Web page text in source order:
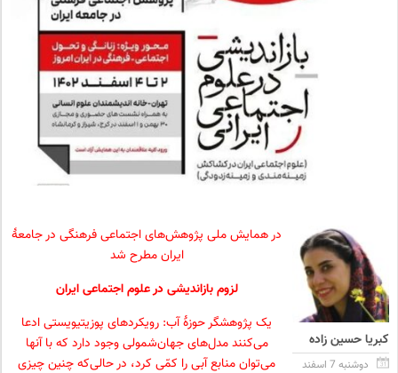
کبریا حسین زاده
دوشنبه 7 اسفند
در همایش ملی پژوهش‌های اجتماعی فرهنگی در جامعهٔ
ایران مطرح شد
لزوم بازاندیشی در علوم اجتماعی ایران
یک پژوهشگر حوزهٔ آب: رویکردهای پوزیتیویستی ادعا
می‌کنند مدل‌های جهان‌شمولی وجود دارد که با آنها
می‌توان منابع آبی را کمّی کرد، در حالی‌که چنین چیزی